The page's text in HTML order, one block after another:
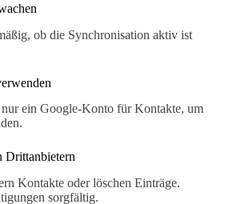
ob die Synchronisation aktiv ist
ein Google-Konto für Kontakte, um
Drittanbietern
Kontakte oder löschen Einträge.
sorgfältig.